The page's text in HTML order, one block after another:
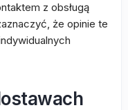
z obsługą
że opinie te